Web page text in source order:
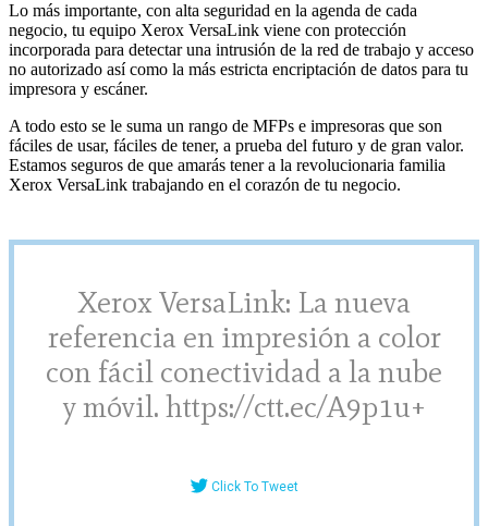
Lo más importante, con alta seguridad en la agenda de cada
negocio, tu equipo Xerox VersaLink viene con protección
incorporada para detectar una intrusión de la red de trabajo y acceso
no autorizado así como la más estricta encriptación de datos para tu
impresora y escáner.
A todo esto se le suma un rango de MFPs e impresoras que son
fáciles de usar, fáciles de tener, a prueba del futuro y de gran valor.
Estamos seguros de que amarás tener a la revolucionaria familia
Xerox VersaLink trabajando en el corazón de tu negocio.
Xerox VersaLink: La nueva
referencia en impresión a color
con fácil conectividad a la nube
y móvil. https://ctt.ec/A9p1u+
Click To Tweet